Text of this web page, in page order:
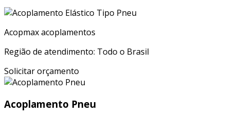
Acopmax acoplamentos
Região de atendimento: Todo o Brasil
Solicitar orçamento
Acoplamento Pneu